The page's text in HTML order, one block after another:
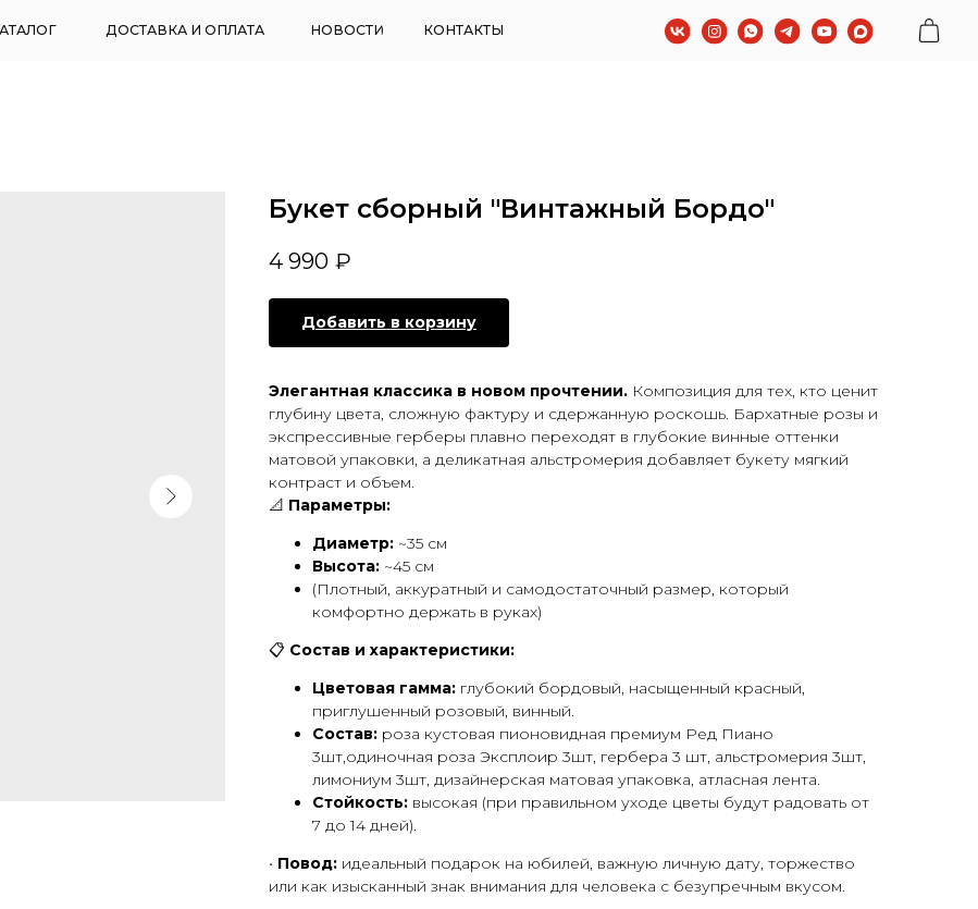
ДОСТАВКА И ОПЛАТА НОВОСТИ КОНТАКТЫ
Букет сборный "Винтажный Бордо"
4 990 ₽
Добавить в корзину
Элегантная классика в новом прочтении. Композиция для тех, кто ценит
глубину цвета, сложную фактуру и сдержанную роскошь. Бархатные розы и
экспрессивные герберы плавно переходят в глубокие винные оттенки
матовой упаковки, а деликатная альстромерия добавляет букету мягкий
контраст и объем.
📐 Параметры:
Диаметр: ~35 см
Высота: ~45 см
(Плотный, аккуратный и самодостаточный размер, который
комфортно держать в руках)
📋 Состав и характеристики:
Цветовая гамма: глубокий бордовый, насыщенный красный,
приглушенный розовый, винный.
Состав: роза кустовая пионовидная премиум Ред Пиано
3шт,одиночная роза Эксплоир 3шт, гербера 3 шт, альстромерия 3шт,
лимониум 3шт, дизайнерская матовая упаковка, атласная лента.
Стойкость: высокая (при правильном уходе цветы будут радовать от
7 до 14 дней).
• Повод: идеальный подарок на юбилей, важную личную дату, торжество
или как изысканный знак внимания для человека с безупречным вкусом.